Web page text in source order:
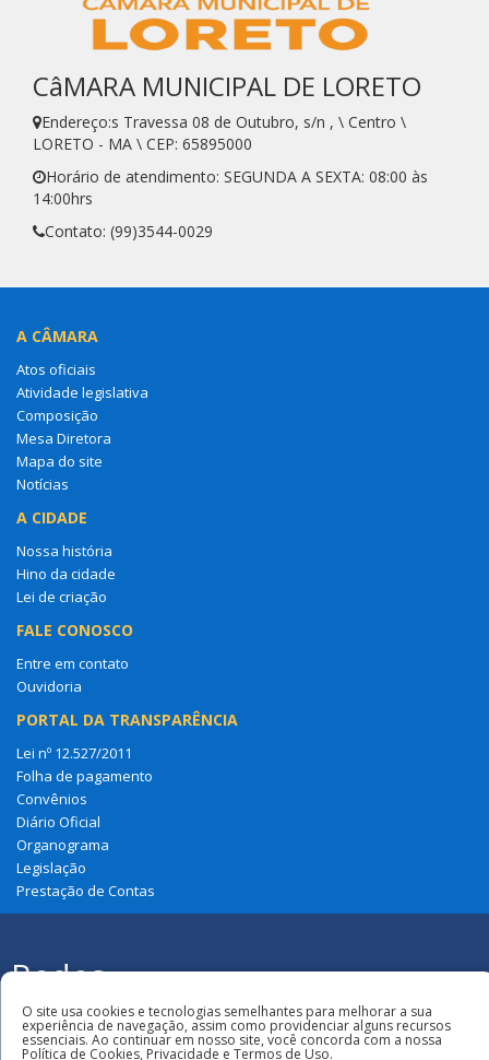
CâMARA MUNICIPAL DE LORETO
Endereço:s Travessa 08 de Outubro, s/n , \ Centro \
LORETO - MA \ CEP: 65895000
Horário de atendimento: SEGUNDA A SEXTA: 08:00 às
14:00hrs
Contato: (99)3544-0029
A CÂMARA
Atos oficiais
Atividade legislativa
Composição
Mesa Diretora
Mapa do site
Notícias
A CIDADE
Nossa história
Hino da cidade
Lei de criação
FALE CONOSCO
Entre em contato
Ouvidoria
PORTAL DA TRANSPARÊNCIA
Lei nº 12.527/2011
Folha de pagamento
Convênios
Diário Oficial
Organograma
Legislação
Prestação de Contas
Redes
Sociais
Todos os direitos reservados à Câmara
Municipal de Loreto
O site usa cookies e tecnologias semelhantes para melhorar a sua
experiência de navegação, assim como providenciar alguns recursos
essenciais. Ao continuar em nosso site, você concorda com a nossa
Política de Cookies, Privacidade e Termos de Uso.